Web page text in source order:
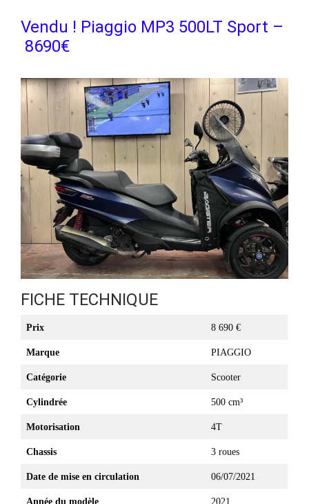
Vendu ! Piaggio MP3 500LT Sport –
8690€
FICHE TECHNIQUE
Prix 8 690 €
Marque PIAGGIO
Catégorie Scooter
Cylindrée 500 cm³
Motorisation 4T
Chassis 3 roues
Date de mise en circulation 06/07/2021
Année du modèle 2021